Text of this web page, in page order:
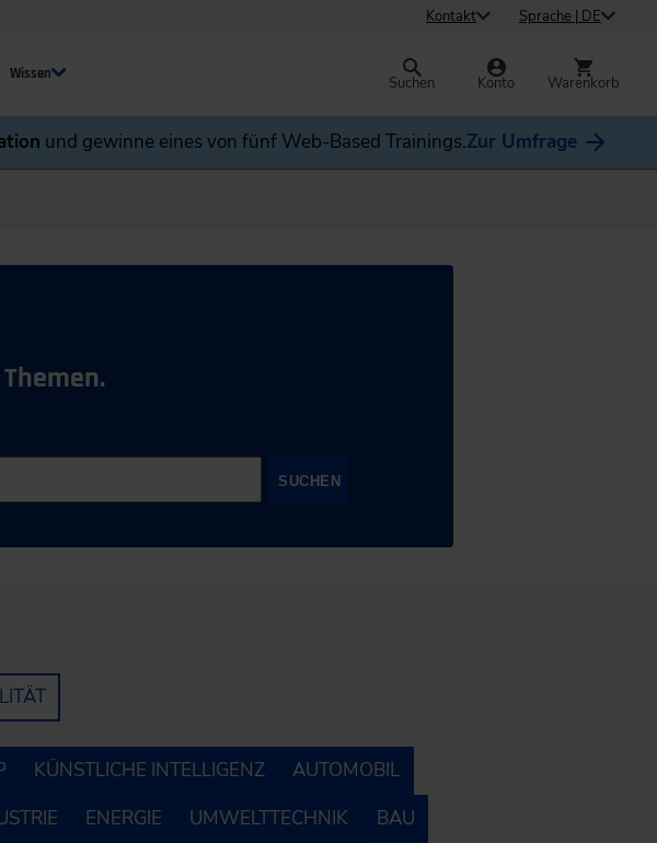
Kontakt Sprache | DE
Wissen Suchen Konto Warenkorb
und gewinne eines von fünf Web-Based Trainings.Zur Umfrage
SUCHEN
KÜNSTLICHE INTELLIGENZ
AUTOMOBIL
ENERGIE UMWELTTECHNIK
BAU